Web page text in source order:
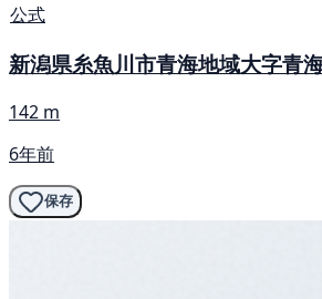
公式
新潟県糸魚川市青海地域大字青
142 m
6年前
保存